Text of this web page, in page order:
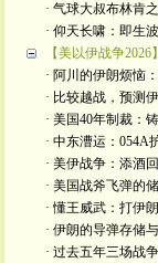
· 气球大叔布林肯
· 仰天长啸：即生
【美以伊战争2026】
· 阿川的伊朗烦恼
· 比较越战，预测
· 美国40年制裁：
· 中东漕运：054A
· 美伊战争：添酒
· 美国战斧飞弹的
· 懂王威武：打伊
· 伊朗的导弹存储
· 过去五年三场战